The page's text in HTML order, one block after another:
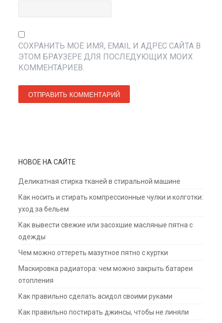
СОХРАНИТЬ МОЁ ИМЯ, EMAIL И АДРЕС САЙТА В
ЭТОМ БРАУЗЕРЕ ДЛЯ ПОСЛЕДУЮЩИХ МОИХ
КОММЕНТАРИЕВ.
НОВОЕ НА САЙТЕ
Деликатная стирка тканей в стиральной машине
Как носить и стирать компрессионные чулки и колготки:
уход за бельем
Как вывести свежие или засохшие масляные пятна с
одежды
Чем можно оттереть мазутное пятно с куртки
Маскировка радиатора: чем можно закрыть батареи
отопления
Как правильно сделать асидол своими руками
Как правильно постирать джинсы, чтобы не линяли